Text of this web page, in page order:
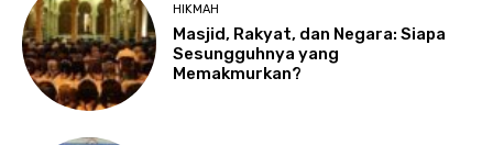
HIKMAH
Masjid, Rakyat, dan Negara: Siapa
Sesungguhnya yang
Memakmurkan?